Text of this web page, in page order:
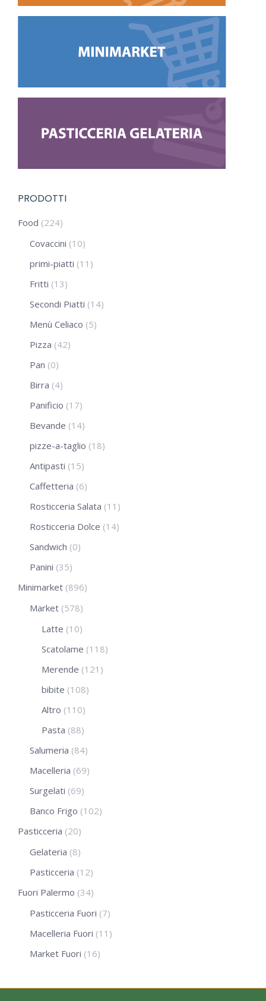
PRODOTTI
Food (224)
Covaccini (10)
primi-piatti (11)
Fritti (13)
Secondi Piatti (14)
Menù Celiaco (5)
Pizza (42)
Pan (0)
Birra (4)
Panificio (17)
Bevande (14)
pizze-a-taglio (18)
Antipasti (15)
Caffetteria (6)
Rosticceria Salata (11)
Rosticceria Dolce (14)
Sandwich (0)
Panini (35)
Minimarket (896)
Market (578)
Latte (10)
Scatolame (118)
Merende (121)
bibite (108)
Altro (110)
Pasta (88)
Salumeria (84)
Macelleria (69)
Surgelati (69)
Banco Frigo (102)
Pasticceria (20)
Gelateria (8)
Pasticceria (12)
Fuori Palermo (34)
Pasticceria Fuori (7)
Macelleria Fuori (11)
Market Fuori (16)